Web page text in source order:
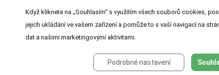
Když kliknete na „Souhlasím“ s využitím všech souborů cookies,
jejich ukládání ve vašem zařízení a pomůže to s vaší navigací na
dat a našimi marketingovými aktivitami.
Podrobné nastavení